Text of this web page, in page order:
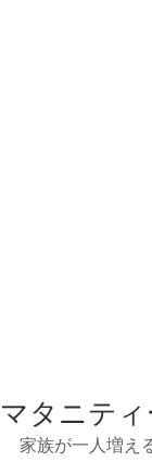
マタニティ
家族が一人増え